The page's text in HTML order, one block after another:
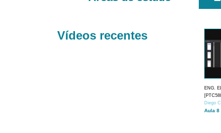
Vídeos recentes
ENG.
Diego
Aula 8